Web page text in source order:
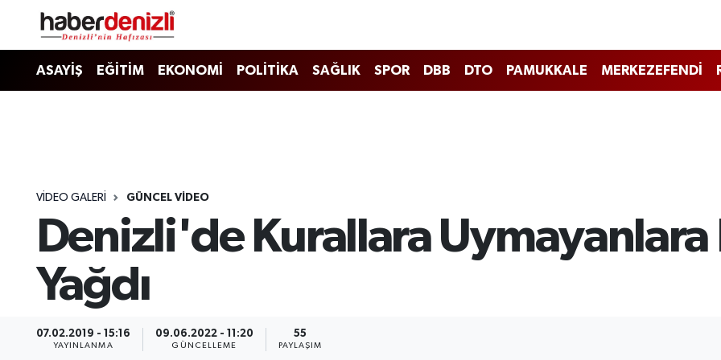
ASAYİŞ EĞİTİM EKONOMİ POLİTİKA SAĞLIK SPOR DBB DTO PAMUKKALE MERKEZEFENDİ
VIDEO GALERI GÜNCEL VİDEO
Denizli'de Kurallara Uymayanlara
Yağdı
07.02.2019 - 15:16
YAYINLANMA
09.06.2022 - 11:20
GÜNCELLEME
55
PAYLAŞIM
Denizli Nöbetçi Eczaneler
Tüm Manşetler
Son Dakika Haberleri
Haber Arşivi